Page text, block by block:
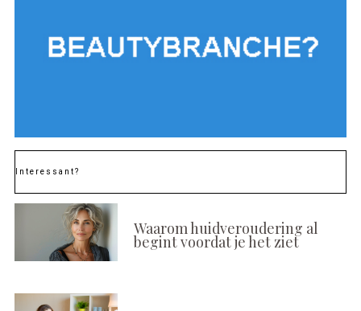
Interessant?
Waarom huidveroudering al
begint voordat je het ziet